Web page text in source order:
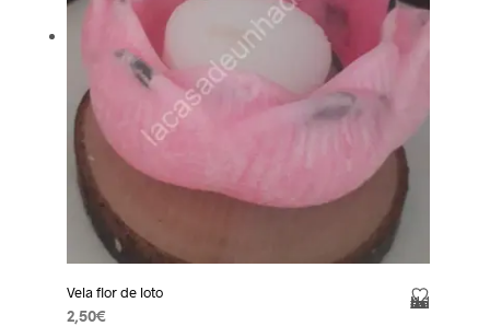
Añadir a la lista de deseos
Vela flor de loto
2,50€